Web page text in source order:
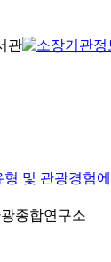
관
형 및 관광경험
종합연구소